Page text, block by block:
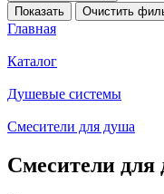
Показать
Очистить
Главная
Каталог
Душевые системы
Смесители для душа
Смесители